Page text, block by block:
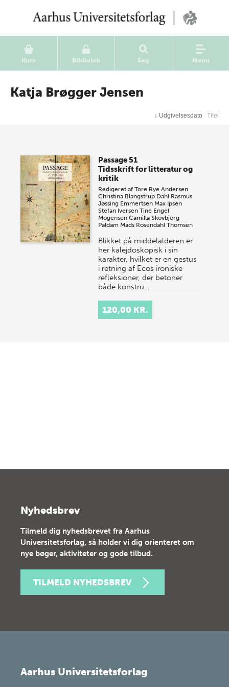
Kurv Bibliotek Søg Menu
Katja Brøgger Jensen
↓ Udgivelsesdato Titel
Passage 51
Tidsskrift for litteratur og
kritik
Redigeret afTore Rye Andersen
Christina Blangstrup Dahl Rasmus
Jøssing Emmertsen Max Ipsen
Stefan Iversen Tine Engel
Mogensen Camilla Skovbjerg
Paldam Mads Rosendahl Thomsen
Blikket på middelalderen er
her kalejdoskopisk i sin
karakter, hvilket er en gestus
i retning af Ecos ironiske
refleksioner, der betoner
både konstru…
120,00 KR.
Nyhedsbrev
Tilmeld dig nyhedsbrevet fra Aarhus
Universitetsforlag, så holder vi dig orienteret om
nye bøger, aktiviteter og gode tilbud.
TILMELD NYHEDSBREV
Aarhus Universitetsforlag